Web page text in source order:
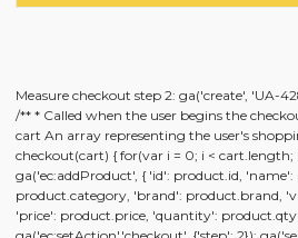
Measure checkout step 2: ga('create', 'UA-
/** * Called when the user begins the
cart An array representing the user's
checkout(cart) { for(var i = 0; i <
ga('ec:addProduct', { 'id': product.id,
product.category, 'brand': product.brand,
'price': product.price, 'quantity': product.qty